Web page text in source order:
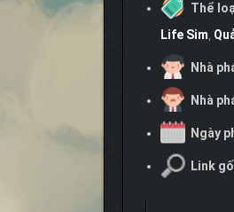
Thể
Life Sim
Nhà
Nhà
Ngày
Link